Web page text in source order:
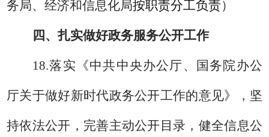
务局、经济和信息化局按职责分工负责）
四、扎实做好政务服务公开工作
18.落实《中共中央办公厅、国务院办公
厅关于做好新时代政务公开工作的意见》，坚
持依法公开，完善主动公开目录，健全信息公